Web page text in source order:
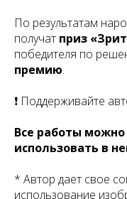
По результатам
получат приз
победителя по
премию.
❗️ Поддерживайте
Все работы можно
использовать в
*️ Автор дает свое
использование